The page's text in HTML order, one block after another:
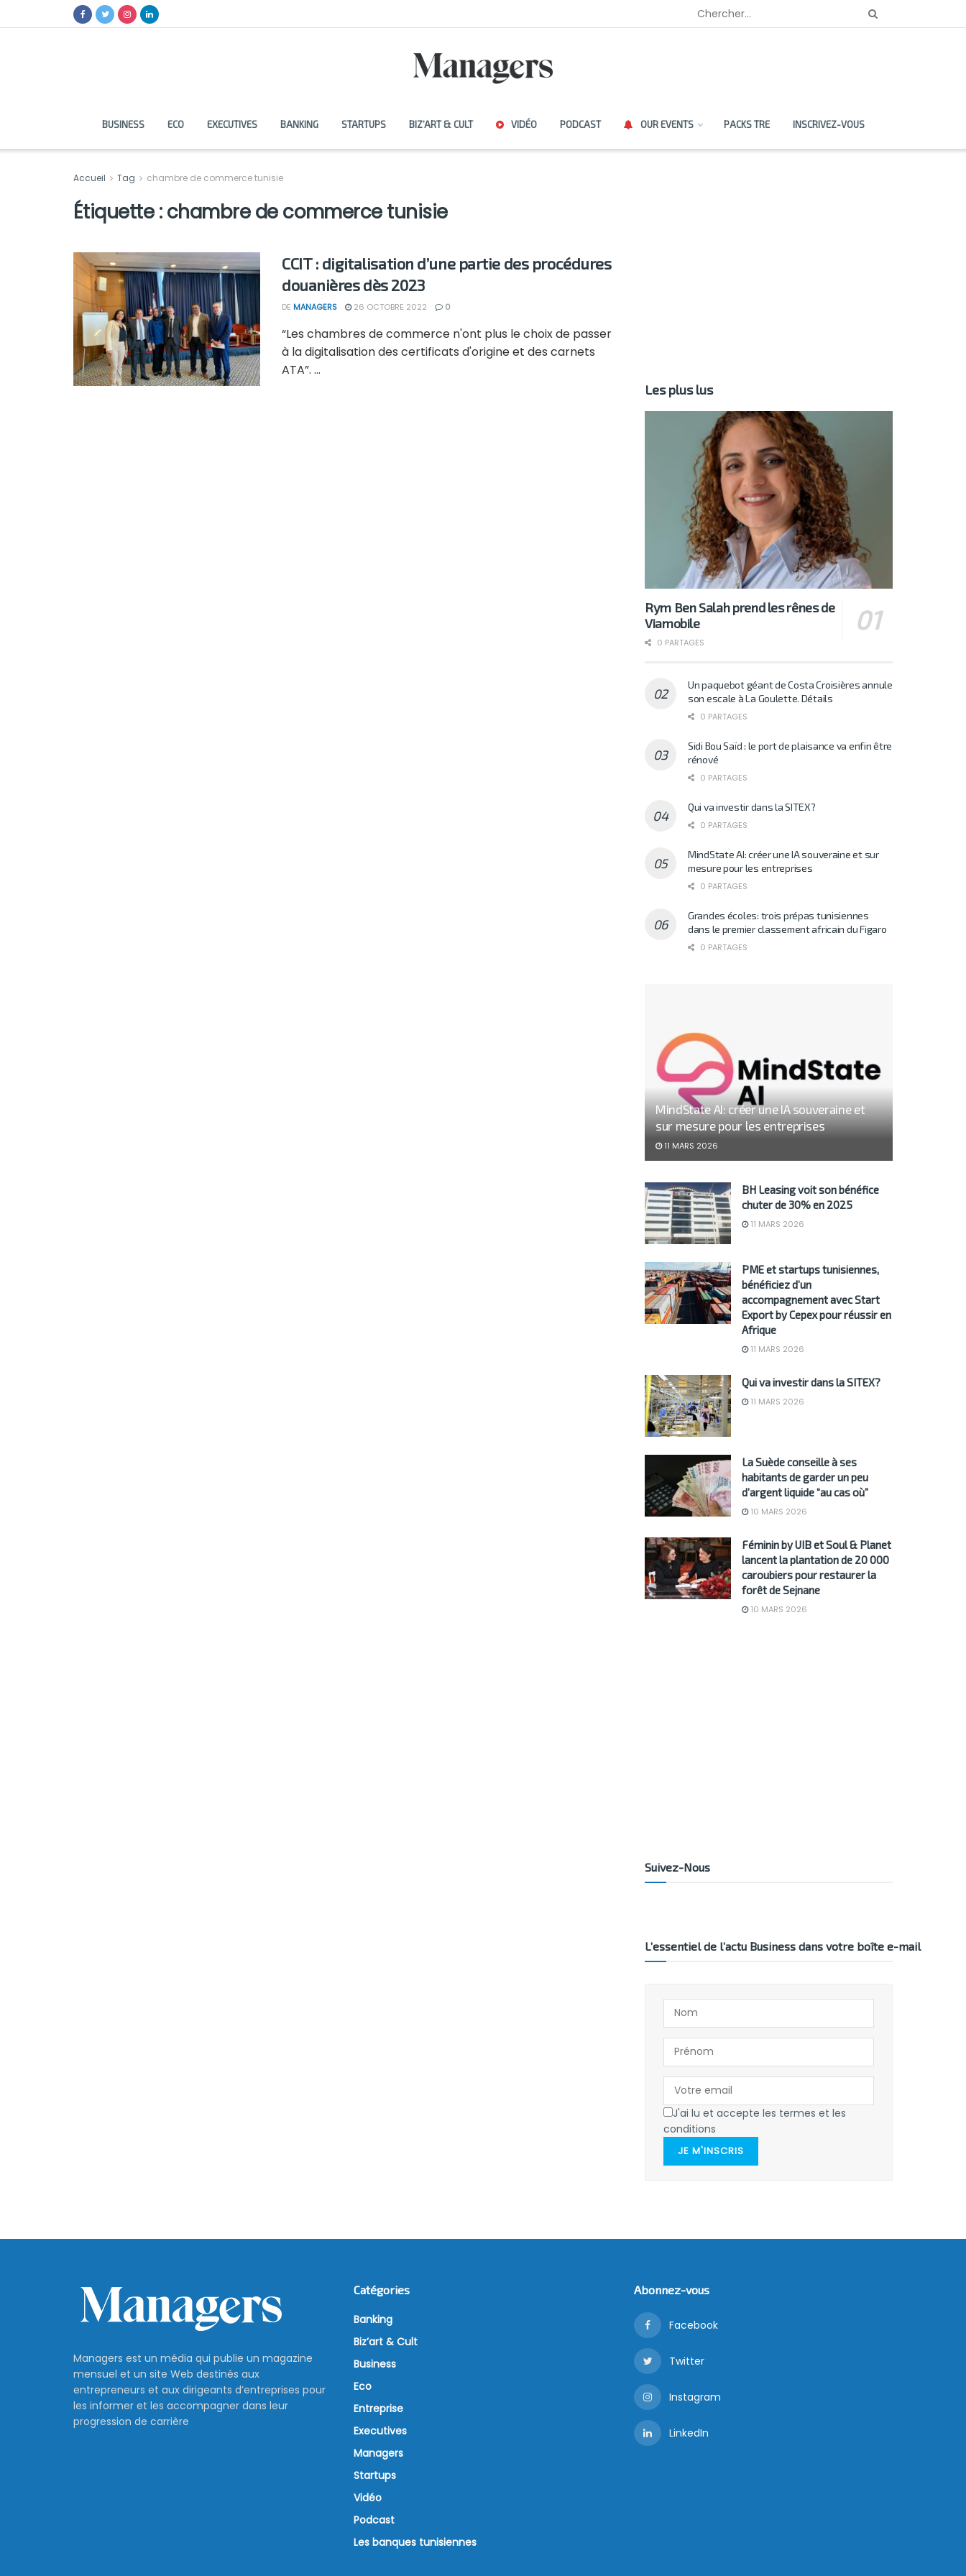
BUSINESS ECO EXECUTIVES BANKING STARTUPS BIZ’ART & CULT VIDÉO PODCAST OUR EVENTS PACKS TRE INSCRIVEZ-VOUS
Accueil Tag chambre de commerce tunisie
Étiquette :chambre de commerce tunisie
CCIT : digitalisation d’une partie des procédures
douanières dès 2023
DE MANAGERS 26 OCTOBRE 2022 0
“Les chambres de commerce n'ont plus le choix de passer
à la digitalisation des certificats d'origine et des carnets
ATA”. ...
Les plus lus
Rym Ben Salah prend les rênes de
Viamobile
0 PARTAGES
Un paquebot géant de Costa Croisières annule
son escale à La Goulette. Détails
0 PARTAGES
Sidi Bou Saïd : le port de plaisance va enfin être
rénové
0 PARTAGES
Qui va investir dans la SITEX?
0 PARTAGES
MindState AI: créer une IA souveraine et sur
mesure pour les entreprises
0 PARTAGES
Grandes écoles: trois prépas tunisiennes
dans le premier classement africain du Figaro
0 PARTAGES
MindState AI: créer une IA souveraine et
sur mesure pour les entreprises
11 MARS 2026
BH Leasing voit son bénéfice
chuter de 30% en 2025
11 MARS 2026
PME et startups tunisiennes,
bénéficiez d’un
accompagnement avec Start
Export by Cepex pour réussir en
Afrique
11 MARS 2026
Qui va investir dans la SITEX?
11 MARS 2026
La Suède conseille à ses
habitants de garder un peu
d’argent liquide “au cas où”
10 MARS 2026
Féminin by UIB et Soul & Planet
lancent la plantation de 20 000
caroubiers pour restaurer la
forêt de Sejnane
10 MARS 2026
Suivez-Nous
L’essentiel de l’actu Business dans votre boîte e-mail
J'ai lu et accepte les termes et les
conditions
JE M'INSCRIS
Managers est un média qui publie un magazine
mensuel et un site Web destinés aux
entrepreneurs et aux dirigeants d’entreprises pour
les informer et les accompagner dans leur
progression de carrière
Catégories
Banking
Biz’art & Cult
Business
Eco
Entreprise
Executives
Managers
Startups
Vidéo
Podcast
Les banques tunisiennes
Abonnez-vous
Facebook
Twitter
Instagram
LinkedIn